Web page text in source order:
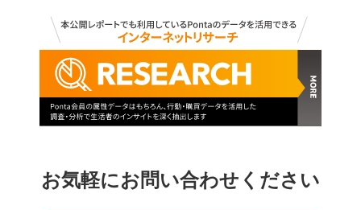
お気軽にお問い合わせください